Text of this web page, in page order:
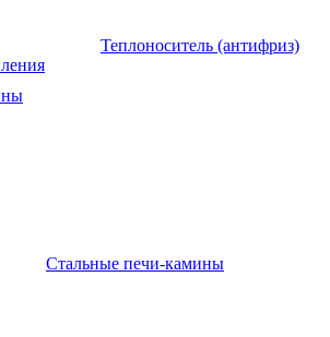
Теплоноситель (антифриз)
Стальные печи-камины